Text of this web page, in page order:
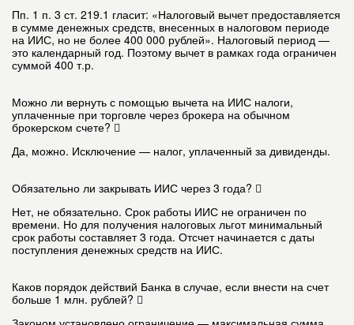
Пп. 1 п. 3 ст. 219.1 гласит: «Налоговый вычет предоставляется
в сумме денежных средств, внесенных в налоговом периоде
на ИИС, но не более 400 000 рублей». Налоговый период —
это календарный год. Поэтому вычет в рамках года ограничен
суммой 400 т.р.
Можно ли вернуть с помощью вычета на ИИС налоги,
уплаченные при торговле через брокера на обычном
брокерском счете?
Да, можно. Исключение — налог, уплаченный за дивиденды.
Обязательно ли закрывать ИИС через 3 года?
Нет, не обязательно. Срок работы ИИС не ограничен по
времени. Но для получения налоговых льгот минимальный
срок работы составляет 3 года. Отсчет начинается с даты
поступления денежных средств на ИИС.
Каков порядок действий Банка в случае, если внести на счет
больше 1 млн. рублей?